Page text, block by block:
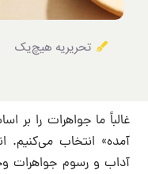
تحریریه هیچ‌یک
غالباً ما جواهرات را
آمده» انتخاب می‌کنیم.
آداب و رسوم جواهرات